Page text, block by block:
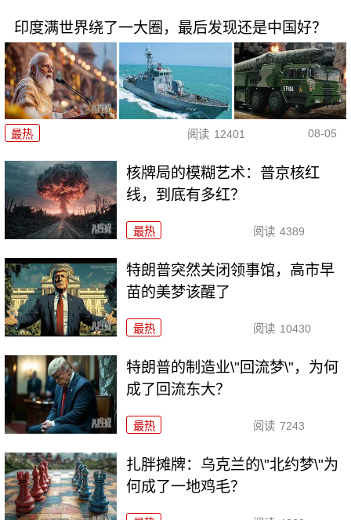
印度满世界绕了一大圈，最后发现还是中国好？
最热 阅读 12401 08-05
核牌局的模糊艺术：普京核红
线，到底有多红？
最热 阅读 4389
特朗普突然关闭领事馆，高市早
苗的美梦该醒了
最热 阅读 10430
特朗普的制造业\"回流梦\"，为何
成了回流东大？
最热 阅读 7243
扎胖摊牌：乌克兰的\"北约梦\"为
何成了一地鸡毛？